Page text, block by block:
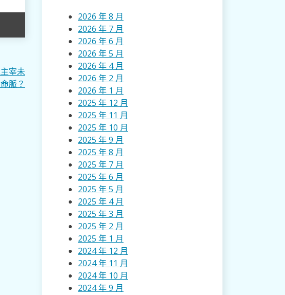
宰未
脈？
2026 年 8 月
2026 年 7 月
2026 年 6 月
2026 年 5 月
2026 年 4 月
2026 年 2 月
2026 年 1 月
2025 年 12 月
2025 年 11 月
2025 年 10 月
2025 年 9 月
2025 年 8 月
2025 年 7 月
2025 年 6 月
2025 年 5 月
2025 年 4 月
2025 年 3 月
2025 年 2 月
2025 年 1 月
2024 年 12 月
2024 年 11 月
2024 年 10 月
2024 年 9 月